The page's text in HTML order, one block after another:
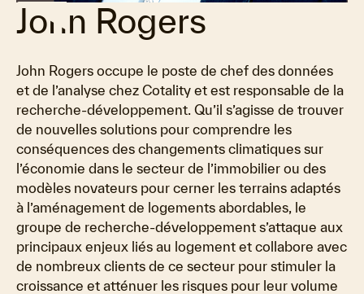
John Rogers
John Rogers occupe le poste de chef des données
et de l’analyse chez Cotality et est responsable de la
recherche-développement. Qu’il s’agisse de trouver
de nouvelles solutions pour comprendre les
conséquences des changements climatiques sur
l’économie dans le secteur de l’immobilier ou des
modèles novateurs pour cerner les terrains adaptés
à l’aménagement de logements abordables, le
groupe de recherche-développement s’attaque aux
principaux enjeux liés au logement et collabore avec
de nombreux clients de ce secteur pour stimuler la
croissance et atténuer les risques pour leur volume